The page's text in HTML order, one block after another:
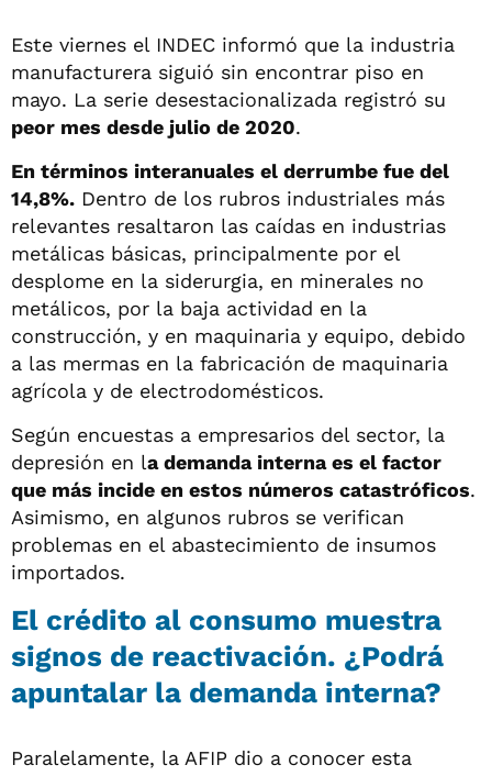
Este viernes el INDEC informó que la industria
manufacturera siguió sin encontrar piso en
mayo. La serie desestacionalizada registró su
peor mes desde julio de 2020.
En términos interanuales el derrumbe fue del
14,8%. Dentro de los rubros industriales más
relevantes resaltaron las caídas en industrias
metálicas básicas, principalmente por el
desplome en la siderurgia, en minerales no
metálicos, por la baja actividad en la
construcción, y en maquinaria y equipo, debido
a las mermas en la fabricación de maquinaria
agrícola y de electrodomésticos.
Según encuestas a empresarios del sector, la
depresión en la demanda interna es el factor
que más incide en estos números catastróficos.
Asimismo, en algunos rubros se verifican
problemas en el abastecimiento de insumos
importados.
El crédito al consumo muestra
signos de reactivación. ¿Podrá
apuntalar la demanda interna?
Paralelamente, la AFIP dio a conocer esta